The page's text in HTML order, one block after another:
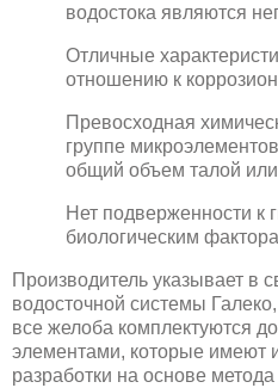
водостока являются
Отличные
отношению к
Превосходная
группе
общий объем талой
Нет подверженности к
биологическим
Производитель указывает в
водосточной системы
все желоба комплектуются
элементами, которые имеют
разработки на основе